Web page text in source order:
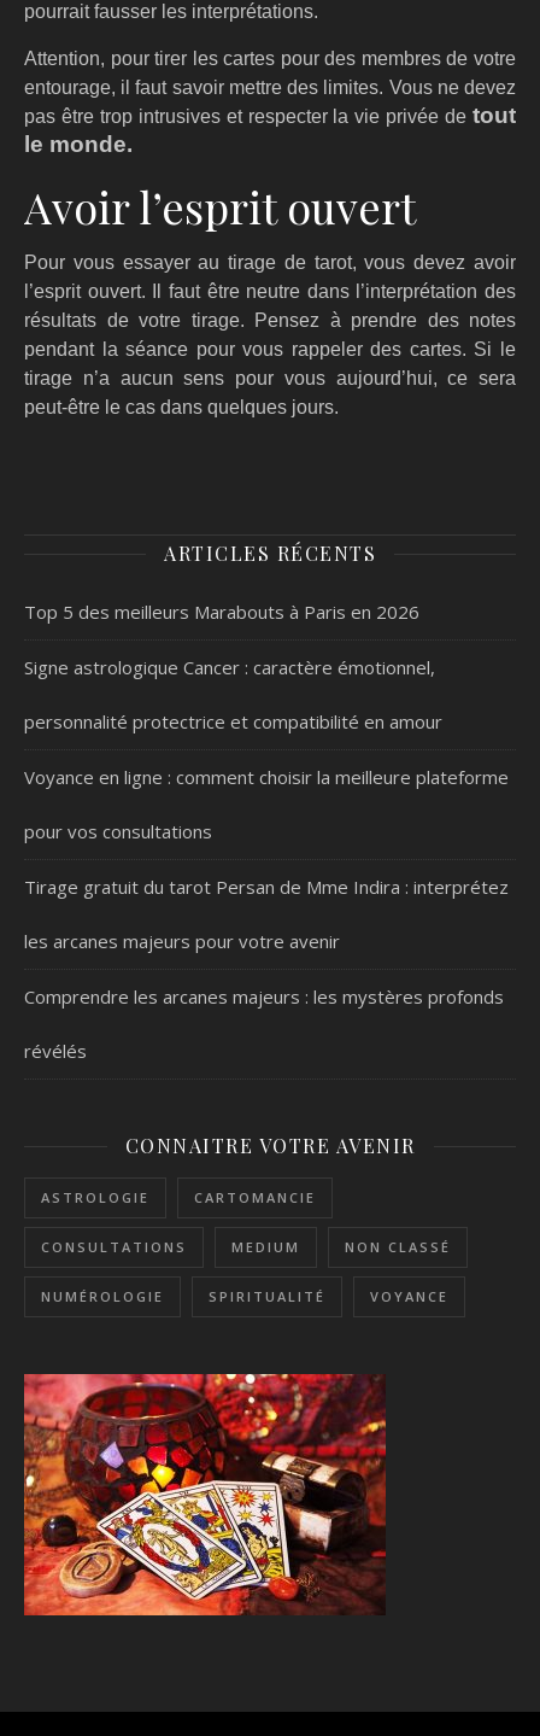
pourrait fausser les interprétations.
Attention, pour tirer les cartes pour des membres de votre
entourage, il faut savoir mettre des limites. Vous ne devez
pas être trop intrusives et respecter la vie privée de tout
le monde.
Avoir l’esprit ouvert
Pour vous essayer au tirage de tarot, vous devez avoir
l’esprit ouvert. Il faut être neutre dans l’interprétation des
résultats de votre tirage. Pensez à prendre des notes
pendant la séance pour vous rappeler des cartes. Si le
tirage n’a aucun sens pour vous aujourd’hui, ce sera
peut-être le cas dans quelques jours.
ARTICLES RÉCENTS
Top 5 des meilleurs Marabouts à Paris en 2026
Signe astrologique Cancer : caractère émotionnel,
personnalité protectrice et compatibilité en amour
Voyance en ligne : comment choisir la meilleure plateforme
pour vos consultations
Tirage gratuit du tarot Persan de Mme Indira : interprétez
les arcanes majeurs pour votre avenir
Comprendre les arcanes majeurs : les mystères profonds
révélés
CONNAITRE VOTRE AVENIR
ASTROLOGIE CARTOMANCIE
CONSULTATIONS MEDIUM NON CLASSÉ
NUMÉROLOGIE SPIRITUALITÉ VOYANCE